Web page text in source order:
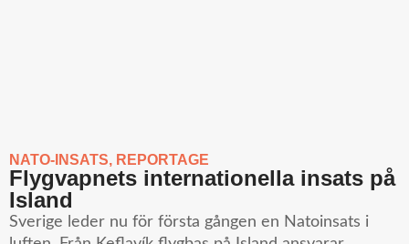
NATO-INSATS, REPORTAGE
Flygvapnets internationella insats på
Island
Sverige leder nu för första gången en Natoinsats i